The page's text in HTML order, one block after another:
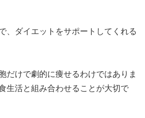
、ダイエットをサポートしてくれる
だけで劇的に痩せるわけではありま
生活と組み合わせることが大切で